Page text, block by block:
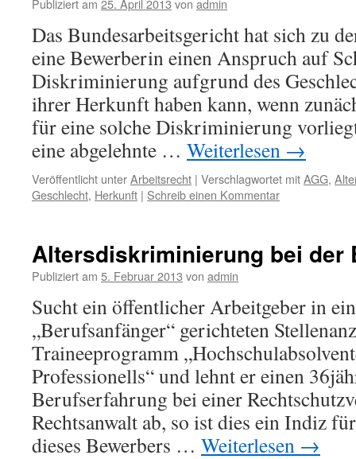
Publiziert am 25. April 2013 von admin
Das Bundesarbeitsgericht hat sich zu
eine Bewerberin einen Anspruch auf
Diskriminierung aufgrund des
ihrer Herkunft haben kann, wenn
für eine solche Diskriminierung
eine abgelehnte … Weiterlesen →
Veröffentlicht unterArbeitsrecht | Verschlagwortet mitAGG,
Geschlecht, Herkunft | Schreib einen Kommentar
Altersdiskriminierung bei der
Publiziert am 5. Februar 2013 von admin
Sucht ein öffentlicher Arbeitgeber in
„Berufsanfänger“ gerichteten
Traineeprogramm
Professionells“ und lehnt er einen
Berufserfahrung bei einer
Rechtsanwalt ab, so ist dies ein Indiz
dieses Bewerbers … Weiterlesen →